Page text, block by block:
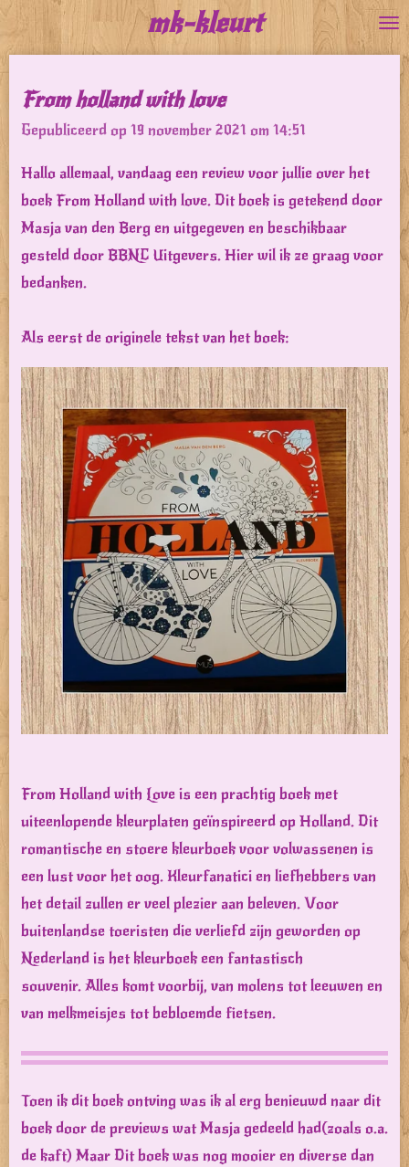
direct
de
hoofdinhoud
mk-kleurt
From holland with love
Gepubliceerd op 19 november 2021 om 14:51
Hallo allemaal, vandaag een review voor jullie over het
boek From Holland with love. Dit boek is getekend door
Masja van den Berg en uitgegeven en beschikbaar
gesteld door BBNC Uitgevers. Hier wil ik ze graag voor
bedanken.
Als eerst de originele tekst van het boek:
From Holland with Love is een prachtig boek met
uiteenlopende kleurplaten geïnspireerd op Holland. Dit
romantische en stoere kleurboek voor volwassenen is
een lust voor het oog. Kleurfanatici en liefhebbers van
het detail zullen er veel plezier aan beleven. Voor
buitenlandse toeristen die verliefd zijn geworden op
Nederland is het kleurboek een fantastisch
souvenir. Alles komt voorbij, van molens tot leeuwen en
van melkmeisjes tot bebloemde fietsen.
Toen ik dit boek ontving was ik al erg benieuwd naar dit
boek door de previews wat Masja gedeeld had(zoals o.a.
de kaft) Maar Dit boek was nog mooier en diverse dan